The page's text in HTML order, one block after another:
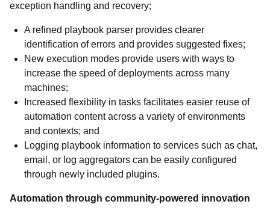
exception handling and recovery;
A refined playbook parser provides clearer
identification of errors and provides suggested fixes;
New execution modes provide users with ways to
increase the speed of deployments across many
machines;
Increased flexibility in tasks facilitates easier reuse of
automation content across a variety of environments
and contexts; and
Logging playbook information to services such as chat,
email, or log aggregators can be easily configured
through newly included plugins.
Automation through community-powered innovation